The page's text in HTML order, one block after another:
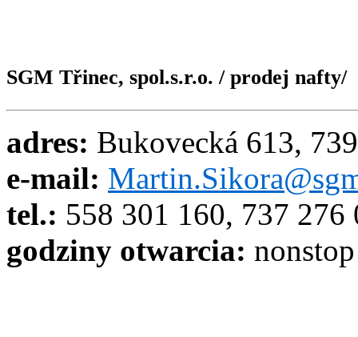
SGM Třinec, spol.s.r.o. / prodej nafty/
adres: Bukovecká 613,
e-mail:
tel.: 558 301 160, 737 276
godziny otwarcia: nonstop